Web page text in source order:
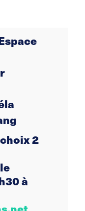
2
à